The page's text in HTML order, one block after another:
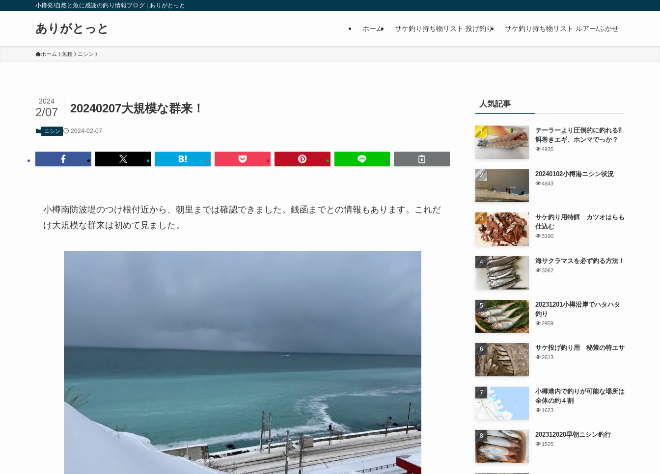
小樽発/自然と魚に感謝の釣り情報ブログ | ありがとっと
ありがとっと ホーム サケ釣り持ち物リスト 投げ釣り サケ釣り持ち物リスト ルアー/ふかせ
ホーム 魚種 ニシン
20240207大規模な群来！
2024
2/07
ニシン 2024-02-07
小樽南防波堤のつけ根付近から、朝里までは確認できました。銭函までとの情報もあります。これだ
け大規模な群来は初めて見ました。
人気記事
テーラーより圧倒的に釣れる⁈
餌巻きエギ、ホンマでっか？
4935
20240102小樽港ニシン状況
4843
サケ釣り用特餌 カツオはらも
仕込む
3190
海サクラマスを必ず釣る方法！
3062
20231201小樽沿岸でハタハタ
釣り
2959
サケ投げ釣り用 秘策の特エサ
2613
小樽港内で釣りが可能な場所は
全体の約４割
1623
202312020早朝ニシン釣行
1525